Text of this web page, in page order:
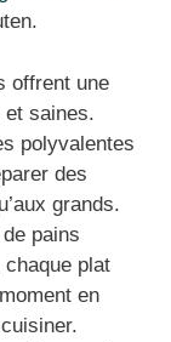
offrent une
et saines.
polyvalentes
des
grands.
pains
plat
en